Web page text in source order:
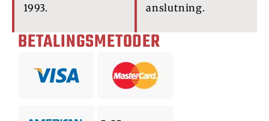
1993.
anslutning.
BETALINGSMETODER